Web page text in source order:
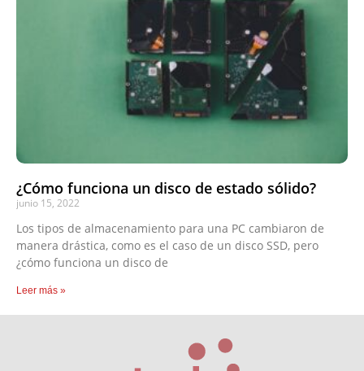
¿Cómo funciona un disco de estado sólido?
junio 15, 2022
Los tipos de almacenamiento para una PC cambiaron de
manera drástica, como es el caso de un disco SSD, pero
¿cómo funciona un disco de
Leer más »